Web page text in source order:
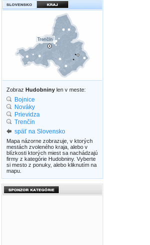
Zobraz Hudobniny len v meste:
Bojnice
Nováky
Prievidza
Trenčín
späť na Slovensko
Mapa názorne zobrazuje, v ktorých
mestách zvoleného kraja, alebo v
blízkosti ktorých miest sa nachádzajú
firmy z kategórie Hudobniny. Vyberte
si mesto z ponuky, alebo kliknutím na
mapu.